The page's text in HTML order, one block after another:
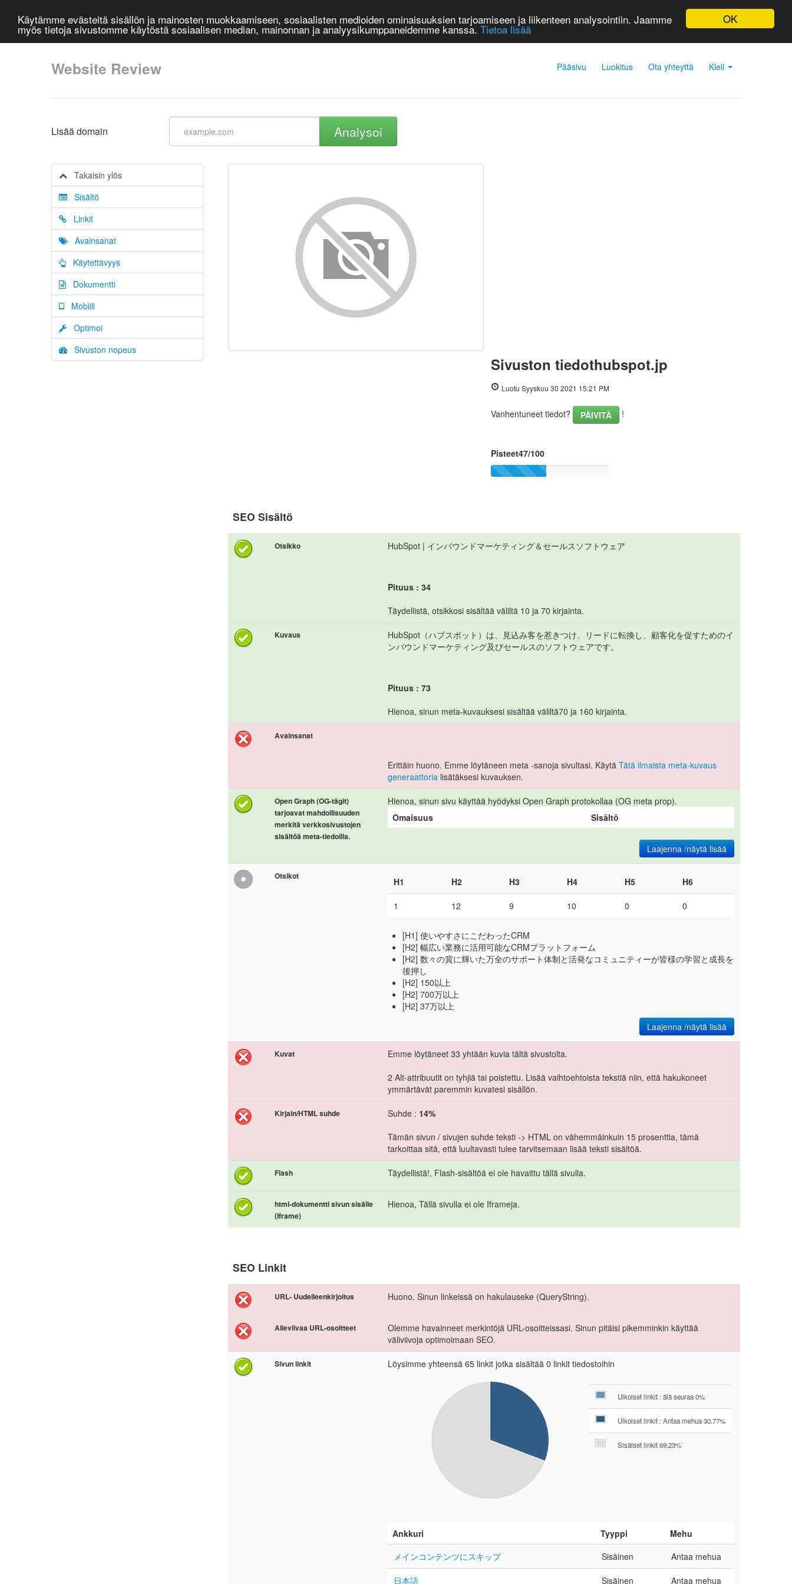
OK
Käytämme evästeitä sisällön ja mainosten muokkaamiseen, sosiaalisten medioiden ominaisuuksien tarjoamiseen ja liikenteen analysointiin. Jaamme
myös tietoja sivustomme käytöstä sosiaalisen median, mainonnan ja analyysikumppaneidemme kanssa. Tietoa lisää
Pääsivu Luokitus Ota yhteyttä Kieli
Website Review
Lisää domain Analysoi
Takaisin ylös
Sisältö
Linkit
Avainsanat
Käytettävyys
Dokumentti
Mobiili
Optimoi
Sivuston nopeus
Sivuston tiedothubspot.jp
Luotu Syyskuu 30 2021 15:21 PM
Vanhentuneet tiedot? PÄIVITÄ !
Pisteet47/100
SEO Sisältö
Otsikko HubSpot | インバウンドマーケティング＆セールスソフトウェア
Pituus : 34
Täydellistä, otsikkosi sisältää väliltä 10 ja 70 kirjainta.
Kuvaus
HubSpot（ハブスポット）は、見込み客を惹きつけ、リードに転換し、顧客化を促すためのイ
ンバウンドマーケティング及びセールスのソフトウェアです。
Pituus : 73
Hienoa, sinun meta-kuvauksesi sisältää väliltä70 ja 160 kirjainta.
Avainsanat
Erittäin huono. Emme löytäneen meta -sanoja sivultasi. Käytä Tätä ilmaista meta-kuvaus
generaattoria lisätäksesi kuvauksen.
Open Graph (OG-tägit)
tarjoavat mahdollisuuden
merkitä verkkosivustojen
sisältöä meta-tiedoilla.
Hienoa, sinun sivu käyttää hyödyksi Open Graph protokollaa (OG meta prop).
Omaisuus
Sisältö
Laajenna /näytä lisää
Otsikot H1 H2 H3 H4 H5 H6
1 12 9 10 0 0
[H1] 使いやすさにこだわったCRM
[H2] 幅広い業務に活用可能なCRMプラットフォーム
[H2] 数々の賞に輝いた万全のサポート体制と活発なコミュニティーが皆様の学習と成長を
後押し
[H2] 150以上
[H2] 700万以上
[H2] 37万以上
Laajenna /näytä lisää
Kuvat
Emme löytäneet 33 yhtään kuvia tältä sivustolta.
2 Alt-attribuutit on tyhjiä tai poistettu. Lisää vaihtoehtoista tekstiä niin, että hakukoneet
ymmärtävät paremmin kuvatesi sisällön.
Kirjain/HTML suhde Suhde : 14%
Tämän sivun / sivujen suhde teksti -> HTML on vähemmäinkuin 15 prosenttia, tämä
tarkoittaa sitä, että luultavasti tulee tarvitsemaan lisää teksti sisältöä.
Flash Täydellistä!, Flash-sisältöä ei ole havaittu tällä sivulla.
html-dokumentti sivun sisälle
(Iframe)
Hienoa, Tällä sivulla ei ole Iframeja.
SEO Linkit
URL- Uudelleenkirjoitus Huono. Sinun linkeissä on hakulauseke (QueryString).
Alleviivaa URL-osoitteet
Olemme havainneet merkintöjä URL-osoitteissasi. Sinun pitäisi pikemminkin käyttää
väliviivoja optimoimaan SEO.
Sivun linkit Löysimme yhteensä 65 linkit jotka sisältää 0 linkit tiedostoihin
Ulkoiset linkit : älä seuraa 0%
Ulkoiset linkit : Antaa mehua 30.77%
Sisäiset linkit 69.23%
Ankkuri Tyyppi
Mehu
メインコンテンツにスキップ
Sisäinen Antaa mehua
日本語 Sisäinen Antaa mehua